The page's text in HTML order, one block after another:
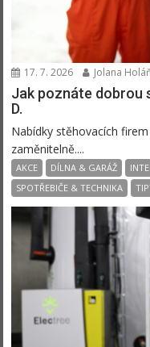
17. 7. 2026 Jolana
Jak poznáte dobrou
D.
Nabídky stěhovacích
zaměnitelně....
AKCE DÍLNA & GARÁŽ
SPOTŘEBIČE & TECHNIKA